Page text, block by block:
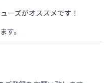
ーズがオススメです！
す。